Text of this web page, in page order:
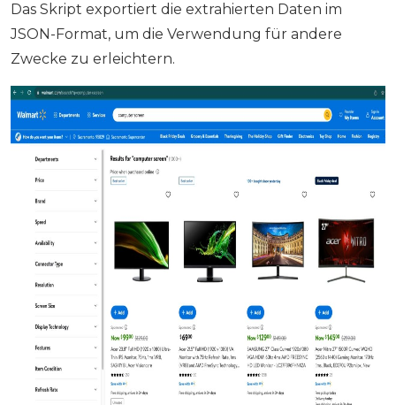
Das Skript exportiert die extrahierten Daten im
JSON-Format, um die Verwendung für andere
Zwecke zu erleichtern.